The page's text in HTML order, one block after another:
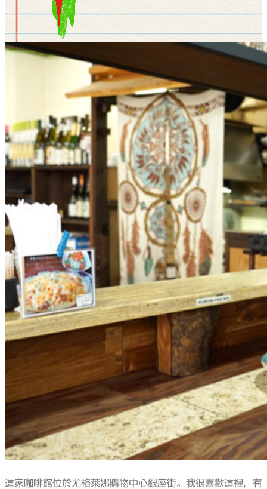
這家咖啡館位於尤格萊娜購物中心銀座街。我很喜歡這裡，有